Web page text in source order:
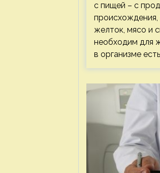
с пищей – с
происхождения,
желток, мясо и
необходим для
в организме